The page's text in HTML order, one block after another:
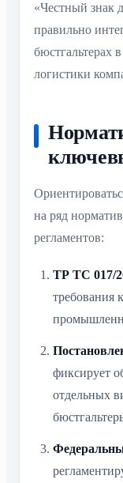
«Честный знак
правильно
бюстгальтерах
логистики
на ряд
регламентов:
ТР ТС 017/
требования
фиксирует
отдельных